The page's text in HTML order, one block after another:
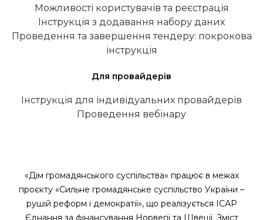
Можливості користувачів та реєстрація
Інструкція з додавання набору даних
Проведення та завершення тендеру: покрокова
інструкція
Для провайдерів
Інструкція для індивідуальних провайдерів
Проведення вебінару
«Дім громадянського суспільства» працює в межах
проєкту «Сильне громадянське суспільство України –
рушій реформ і демократії», що реалізується ІСАР
Єднання за фінансування Норвегії та Швеції. Зміст